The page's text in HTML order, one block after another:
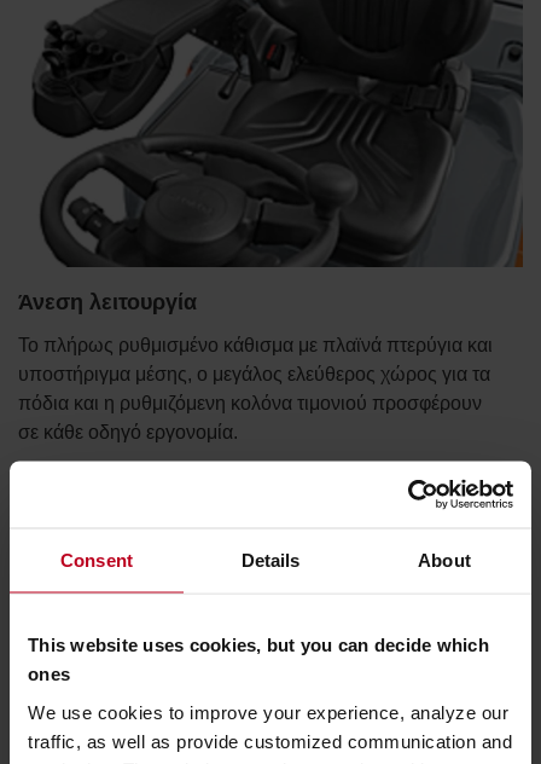
Consent Details About
This website uses cookies, but you can decide which
ones
We use cookies to improve your experience, analyze our
traffic, as well as provide customized communication and
Άνεση λειτουργία
Το πλήρως ρυθμισμένο κάθισμα με πλαϊνά πτερύγια και
υποστήριγμα μέσης, ο μεγάλος ελεύθερος χώρος για τα
πόδια και η ρυθμιζόμενη κολόνα τιμονιού προσφέρουν
σε κάθε οδηγό εργονομία.